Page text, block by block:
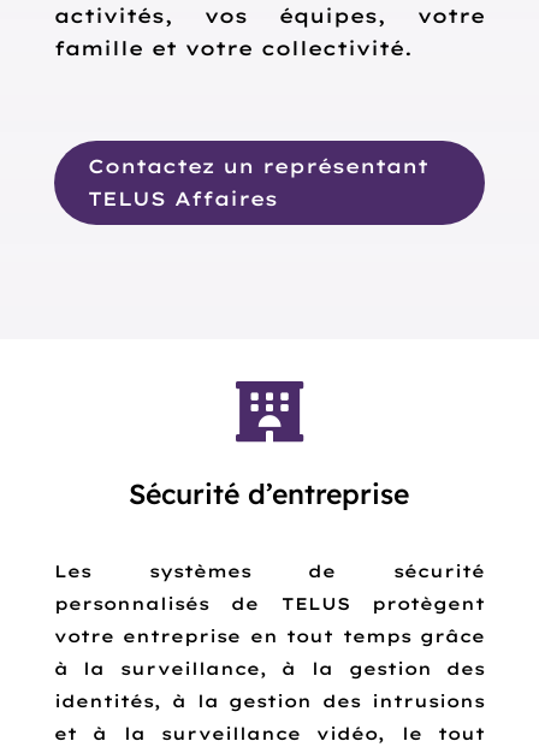
activités, vos équipes, votre
famille et votre collectivité.
Contactez un représentant
TELUS Affaires

Sécurité d’entreprise
Les systèmes de sécurité
personnalisés de TELUS protègent
votre entreprise en tout temps grâce
à la surveillance, à la gestion des
identités, à la gestion des intrusions
et à la surveillance vidéo, le tout